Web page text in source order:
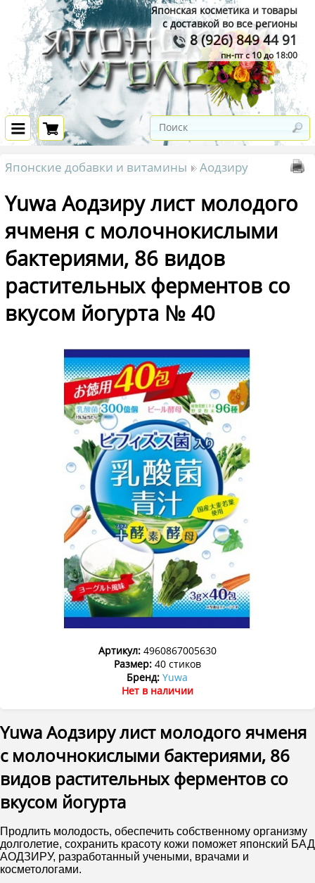
Японская косметика и товары
с доставкой во все регионы
8 (926) 849 44 91
пн-пт с 10 до 18:00
Японские добавки и витамины Аодзиру
Yuwa Аодзиру лист молодого
ячменя с молочнокислыми
бактериями, 86 видов
растительных ферментов со
вкусом йогурта № 40
Артикул:4960867005630
Размер:40 стиков
Бренд: Yuwa
Нет в наличии
Yuwa Аодзиру лист молодого ячменя
с молочнокислыми бактериями, 86
видов растительных ферментов со
вкусом йогурта
Продлить молодость, обеспечить собственному организму
долголетие, сохранить красоту кожи поможет японский БАД
АОДЗИРУ, разработанный учеными, врачами и
косметологами.